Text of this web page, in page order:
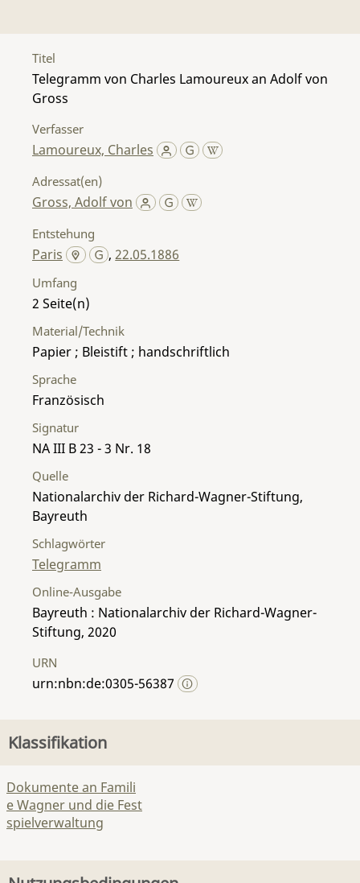
Titel
Telegramm von Charles Lamoureux an Adolf von
Gross
Verfasser
Lamoureux, Charles
Adressat(en)
Gross, Adolf von
Entstehung
Paris ,22.05.1886
Umfang
2
Material/Technik
Papier ; Bleistift ; handschriftlich
Sprache
Französisch
Signatur
NA III B 23 - 3 Nr. 18
Quelle
Nationalarchiv der Richard-Wagner-Stiftung,
Bayreuth
Schlagwörter
Telegramm
Online-Ausgabe
Bayreuth : Nationalarchiv der Richard-Wagner-
Stiftung, 2020
URN
urn:nbn:de:0305-56387
Klassifikation
Dokumente an Famili
e Wagner und die Fest
spielverwaltung